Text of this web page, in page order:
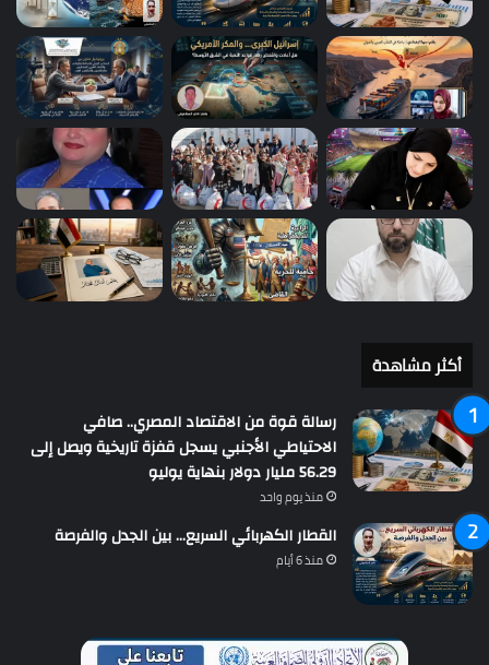
أكثر مشاهدة
رسالة قوة من الاقتصاد المصري.. صافي
الاحتياطي الأجنبي يسجل قفزة تاريخية ويصل إلى
56.29 مليار دولار بنهاية يوليو
منذ يوم واحد
القطار الكهربائي السريع… بين الجدل والفرصة
منذ 6 أيام